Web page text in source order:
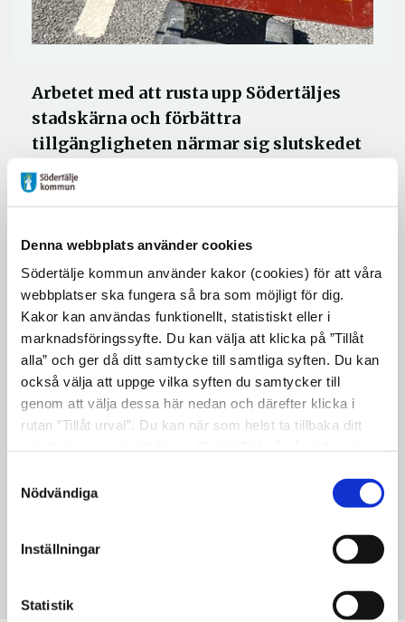
Denna webbplats använder cookies
Södertälje kommun använder kakor (cookies) för att våra
webbplatser ska fungera så bra som möjligt för dig.
Kakor kan användas funktionellt, statistiskt eller i
marknadsföringssyfte. Du kan välja att klicka på ”Tillåt
alla” och ger då ditt samtycke till samtliga syften. Du kan
också välja att uppge vilka syften du samtycker till
genom att välja dessa här nedan och därefter klicka i
rutan ”Tillåt urval”. Du kan när som helst ta tillbaka ditt
"Visa detaljer" kan du läsa om hur kakorna används och
hur vi och våra leverantörer inhämtar och behandlar
Nödvändiga
Inställningar
Statistik
Arbetet med att rusta upp Södertäljes
stadskärna och förbättra
tillgängligheten närmar sig slutskedet
för kvarteren kring Ekdalsgatan och
Köpmangatan. Fräsning och asfaltering
Köpmangatan under två dygn.
Arbetet kommer att pågå under dag- och
nattetid för att minimera påverkan på
busstrafiken.
Fräsning och asfaltering kan uppfattas som
störande, särskilt under nattetid. Alla
Arbetet inleds tisdagen den 28 oktober
den 30 oktober på morgonen, vid 07:00.